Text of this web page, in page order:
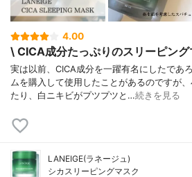
4.00
\ CICA成分たっぷりのスリーピン
実は以前、CICA成分を一躍有名にしたであ
ムを購入して使用したことがあるのですが
たり、白ニキビがプツプツと…続きを見る
LANEIGE(ラネージュ)
シカスリーピングマスク